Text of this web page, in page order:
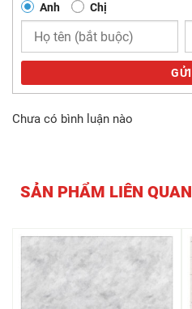
Anh Chị
GỬI
Chưa có bình luận nào
SẢN PHẨM LIÊN QUAN